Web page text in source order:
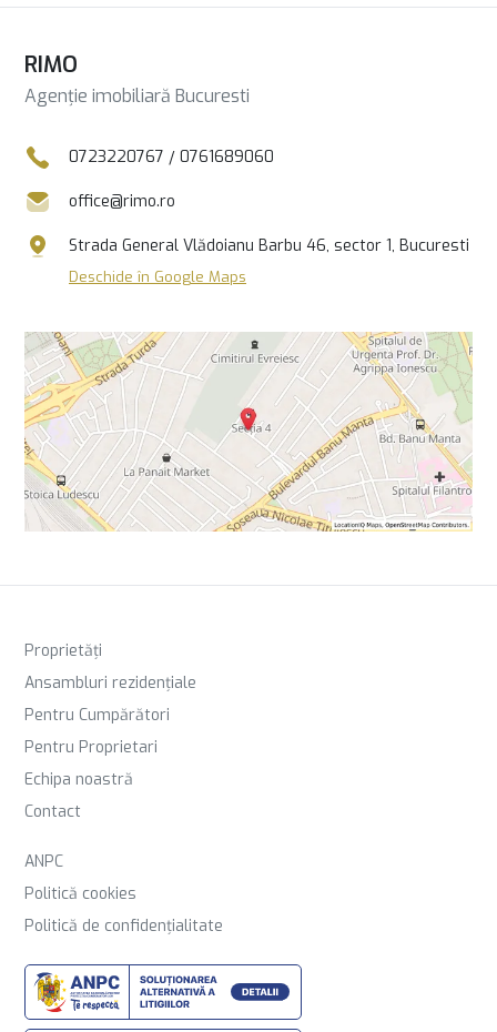
RIMO
Agenție imobiliară Bucuresti
0723220767 / 0761689060
office@rimo.ro
Strada General Vlădoianu Barbu 46, sector 1, Bucuresti
Deschide în Google Maps
Proprietăți
Ansambluri rezidențiale
Pentru Cumpărători
Pentru Proprietari
Echipa noastră
Contact
ANPC
Politică cookies
Politică de confidențialitate